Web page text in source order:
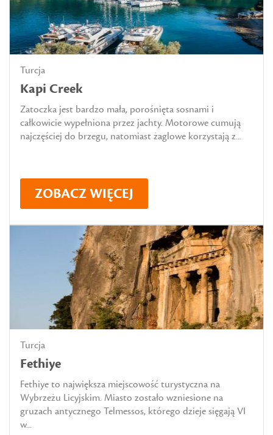
Turcja
Kapi Creek
Zatoczka jest bardzo mała, porośnięta sosnami i
całkowicie wypełniona przez jachty. Motorowe cumują
najczęściej do brzegu, natomiast żaglowe korzystają z...
ZOBACZ WIĘCEJ
Turcja
Fethiye
Fethiye to największa miejscowość turystyczna na
Wybrzeżu Licyjskim. Miasto zostało wzniesione na
gruzach antycznego Telmessos, którego dzieje sięgają VI
w...